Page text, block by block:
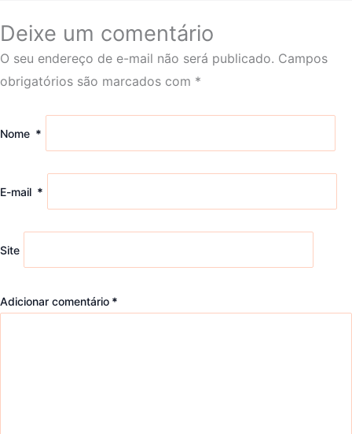
Deixe um comentário
O seu endereço de e-mail não será publicado. Campos
obrigatórios são marcados com *
Nome *
E-mail *
Site
Adicionar comentário *